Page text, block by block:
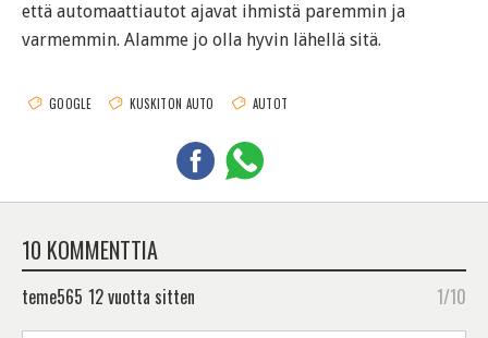
että automaattiautot ajavat ihmistä paremmin ja
varmemmin. Alamme jo olla hyvin lähellä sitä.
GOOGLE KUSKITON AUTO AUTOT
10 KOMMENTTIA
teme565 12 vuotta sitten 1/10